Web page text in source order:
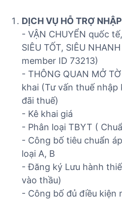
DỊCH VỤ HỖ TRỢ
- VẬN CHUYỂN quốc
SIÊU TỐT, SIÊU
member ID 73213)
- THÔNG QUAN MỞ
khai (Tư vấn thuế nhập
đãi thuế)
- Kê khai giá
- Phân loại TBYT (
- Công bố tiêu chuẩn
loại A, B
- Đăng ký Lưu hành
vào thầu)
- Công bố đủ điều kiện